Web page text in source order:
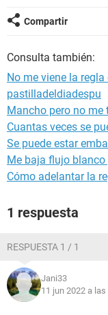
Compartir
Consulta también:
No me viene la
pastilladeldiadespu
Mancho pero no
Cuantas veces se
Se puede estar
Me baja flujo blanco
Cómo adelantar la
1 respuesta
RESPUESTA 1 / 1
Jani33
11 jun 2022 a las